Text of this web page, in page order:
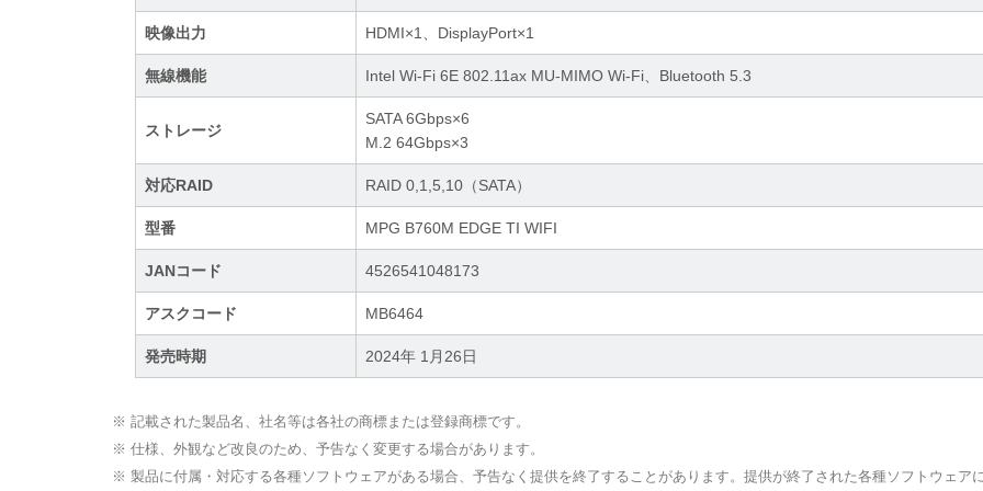
映像出力 HDMI×1、DisplayPort×1
無線機能 Intel Wi-Fi 6E 802.11ax MU-MIMO Wi-Fi、Bluetooth 5.3
ストレージ
SATA 6Gbps×6
M.2 64Gbps×3
対応RAID RAID 0,1,5,10（SATA）
型番 MPG B760M EDGE TI WIFI
JANコード 4526541048173
アスクコード MB6464
発売時期 2024年 1月26日
※ 記載された製品名、社名等は各社の商標または登録商標です。
※ 仕様、外観など改良のため、予告なく変更する場合があります。
※ 製品に付属・対応する各種ソフトウェアがある場合、予告なく提供を終了することがあります。提供が終了された各種ソフトウェア